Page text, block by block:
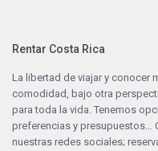
Rentar Costa Rica
La libertad de viajar y conocer
comodidad, bajo otra
para toda la vida. Tenemos
preferencias y presupuestos…
nuestras redes sociales;